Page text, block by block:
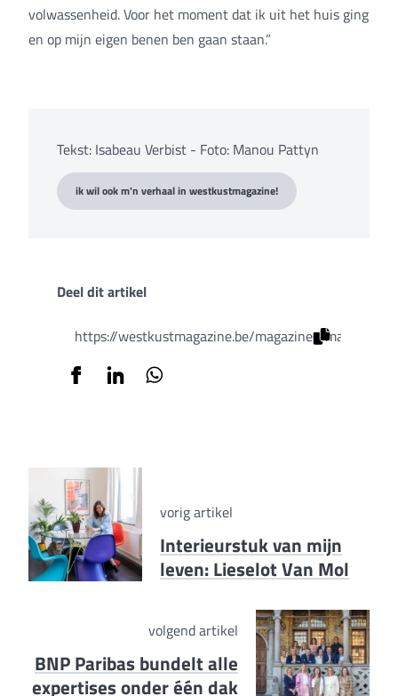
volwassenheid. Voor het moment dat ik uit het huis ging
en op mijn eigen benen ben gaan staan.”
Tekst: Isabeau Verbist - Foto: Manou Pattyn
ik wil ook m'n verhaal in westkustmagazine!
Deel dit artikel
https://westkustmagazine.be/magazines/maart-
vorig artikel
Interieurstuk van mijn
leven: Lieselot Van Mol
volgend artikel
BNP Paribas bundelt alle
expertises onder één dak